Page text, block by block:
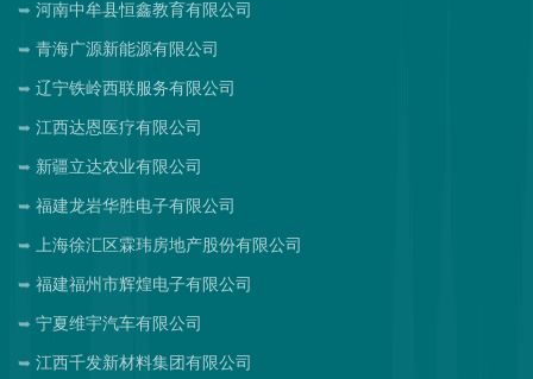
河南中牟县恒鑫教育有限公司
青海广源新能源有限公司
辽宁铁岭西联服务有限公司
江西达恩医疗有限公司
新疆立达农业有限公司
福建龙岩华胜电子有限公司
上海徐汇区霖玮房地产股份有限公司
福建福州市辉煌电子有限公司
宁夏维宇汽车有限公司
江西千发新材料集团有限公司